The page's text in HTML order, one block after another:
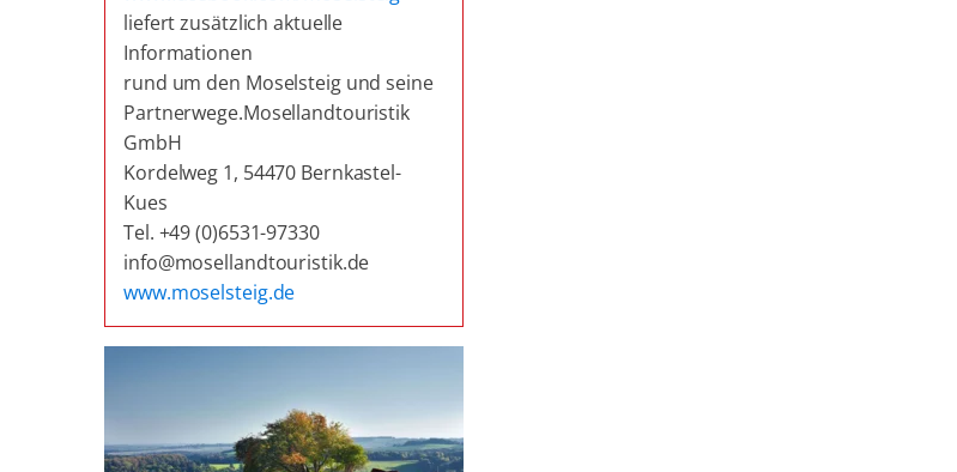
liefert zusätzlich aktuelle
Informationen
rund um den Moselsteig und seine
Partnerwege.Mosellandtouristik
GmbH
Kordelweg 1, 54470 Bernkastel-
Kues
Tel. +49 (0)6531-97330
info@mosellandtouristik.de
www.moselsteig.de